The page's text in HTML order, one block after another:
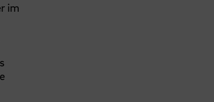
im